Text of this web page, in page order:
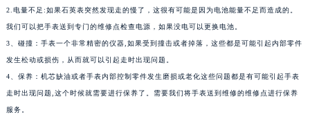
2.电量不足:如果石英表突然发现走的慢了，这很有可能是因为电池能量不足而造成的。
我们可以把手表送到专门的维修点检查电源，如果没电可以更换电池。
3、碰撞：手表一个非常精密的仪器,如果受到撞击或者掉落，这些都是可能引起内部零件
发生松动或损伤，从而就可以引起走时出现问题。
4、保养：机芯缺油或者手表内部控制零件发生磨损或老化这些问题都是有可能引起手表
走时出现问题,这个时候就需要进行保养了。需要我们将手表送到维修的维修点进行保养
服务。